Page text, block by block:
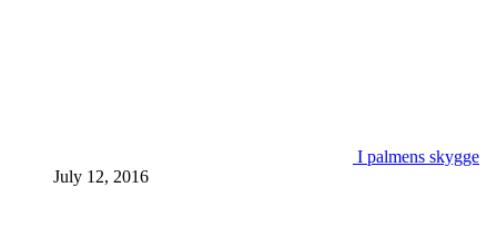
I palmens skygge
July 12, 2016